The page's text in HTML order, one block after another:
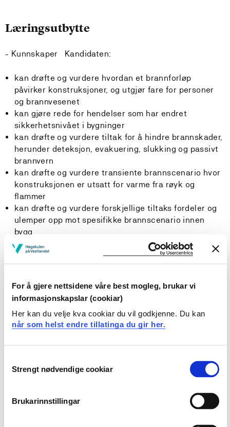
For å gjere nettsidene våre best mogleg, brukar vi
informasjonskapslar (cookiar)
Her kan du velje kva cookiar du vil godkjenne. Du kan
når som helst endre tillatinga du gir her.
Selection
Strengt nødvendige cookiar
Brukarinnstillingar
Læringsutbytte
- Kunnskaper Kandidaten:
kan drøfte og vurdere hvordan et brannforløp
påvirker konstruksjoner, og utgjør fare for personer
og brannvesenet
kan gjøre rede for hendelser som har endret
sikkerhets­nivået i bygninger
kan drøfte og vurdere tiltak for å hindre brannskader,
herunder deteksjon, evakuering, slukking og passivt
brannvern
kan drøfte og vurdere transiente brannscenario hvor
konstruksjonen er utsatt for varme fra røyk og
flammer
kan drøfte og vurdere forskjellige tiltaks fordeler og
ulemper opp mot spesifikke brannscenario innen
bygg
kan drøfte og vurdere ulike brannslukkesystem i
relasjon til ulike branntyper og
og standarder innen bygningsmessig brannsikkerhet
kan drøfte og vurdere muligheter og begrensninger
ved bruken av standarder, regler og designverktøy
kan utforme rømningsveier for sikker evakuering av
persongrupper med forskjellig handicap, og i
tunneler)
kan beregne og analysere transiente brannscenario
hvor konstruksjonen er utsatt for varme fra røyk og